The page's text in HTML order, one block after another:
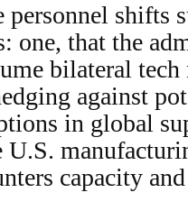
personnel shifts
one, that the
bilateral
against
in global
U.S.
capacity